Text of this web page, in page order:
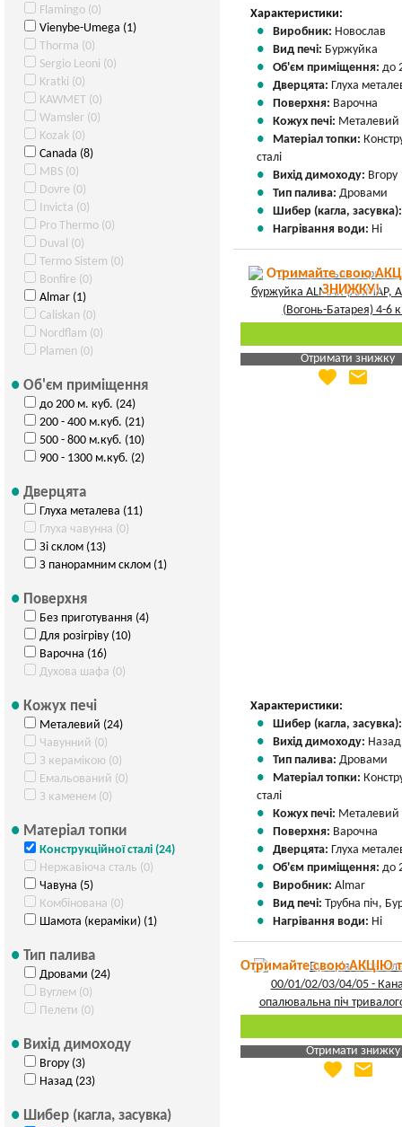
Flamingo (0)
Vienybe-Umega (1)
Thorma (0)
Sergio Leoni (0)
Kratki (0)
KAWMET (0)
Wamsler (0)
Kozak (0)
Canada (8)
MBS (0)
Dovre (0)
Invicta (0)
Pro Thermo (0)
Duval (0)
Termo Sistem (0)
Bonfire (0)
Almar (1)
Caliskan (0)
Nordflam (0)
Plamen (0)
Об'єм приміщення
до 200 м. куб. (24)
200 - 400 м.куб. (21)
500 - 800 м.куб. (10)
900 - 1300 м.куб. (2)
Дверцята
Глуха металева (11)
Глуха чавунна (0)
Зі склом (13)
З панорамним склом (1)
Поверхня
Без приготування (4)
Для розігріву (10)
Варочна (16)
Духова шафа (0)
Кожух печі
Металевий (24)
Чавунний (0)
З керамікою (0)
Емальований (0)
З каменем (0)
Матеріал топки
Конструкційної сталі (24)
Нержавіюча сталь (0)
Чавуна (5)
Комбінована (0)
Шамота (кераміки) (1)
Тип палива
Дровами (24)
Вуглем (0)
Пелети (0)
Вихід димоходу
Вгору (3)
Назад (23)
Шибер (кагла, засувка)
Характеристики:
Виробник: Новослав
Вид печі: Буржуйка
Об'єм приміщення: до
Дверцята: Глуха
Поверхня: Варочна
Кожух печі: Металевий
Матеріал топки:
сталі
Вихід димоходу: Вгору
Тип палива: Дровами
Шибер (кагла,
Нагрівання води: Ні
Отримайте свою
ЗНИЖКУ!
Отримати знижку
Яка Ваша ціна
favorite email
Характеристики:
Шибер (кагла,
Вихід димоходу:
Тип палива: Дровами
Матеріал топки:
сталі
Кожух печі: Металевий
Поверхня: Варочна
Дверцята: Глуха
Об'єм приміщення: до
Виробник: Almar
Вид печі: Трубна піч,
Нагрівання води: Ні
Отримайте свою АКЦІЮ
Отримати знижку
Яка Ваша ціна
favorite email